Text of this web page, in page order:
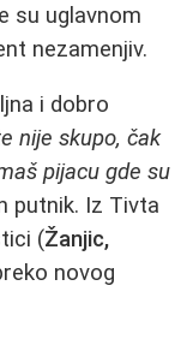
su uglavnom
nezamenjiv.
i dobro
nije skupo, čak
pijacu gde su
putnik. Iz Tivta
(Žanjic,
novog